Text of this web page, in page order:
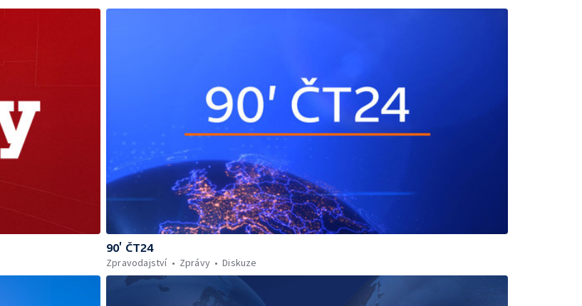
90’ ČT24
Zpravodajství
Zprávy Diskuze